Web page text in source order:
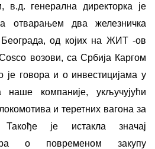
в.д. генерална директорка је
отварањем два железничка
од којих на ЖИТ -ов
возови, са Србија Каргом
је говора и о инвестицијама у
наше компаније, укључујући
и теретних вагона за
Такође је истакла значај
о повременом закупу